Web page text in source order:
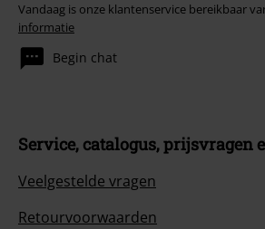
Vandaag is onze klantenservice bereikbaar
informatie
Begin chat
Service, catalogus, prijsvragen
Veelgestelde vragen
Retourvoorwaarden